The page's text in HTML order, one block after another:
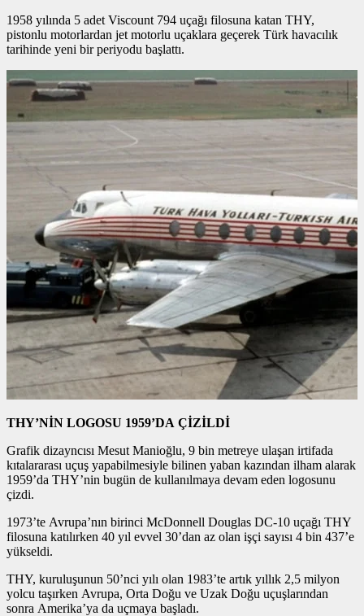
1958 yılında 5 adet Viscount 794 uçağı filosuna katan THY,
pistonlu motorlardan jet motorlu uçaklara geçerek Türk havacılık
tarihinde yeni bir periyodu başlattı.
THY’NİN LOGOSU 1959’DA ÇİZİLDİ
Grafik dizayncısı Mesut Manioğlu, 9 bin metreye ulaşan irtifada
kıtalararası uçuş yapabilmesiyle bilinen yaban kazından ilham alarak
1959’da THY’nin bugün de kullanılmaya devam eden logosunu
çizdi.
1973’te Avrupa’nın birinci McDonnell Douglas DC-10 uçağı THY
filosuna katılırken 40 yıl evvel 30’dan az olan işçi sayısı 4 bin 437’e
yükseldi.
THY, kuruluşunun 50’nci yılı olan 1983’te artık yıllık 2,5 milyon
yolcu taşırken Avrupa, Orta Doğu ve Uzak Doğu uçuşlarından
sonra Amerika’ya da uçmaya başladı.